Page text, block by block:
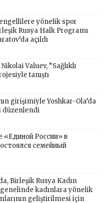
yönelik spor
Rusya Halk Programı
açıldı
Valuev, “Sağlıklı
tanıştı
girişimiyle Yoshkar-Ola’da
düzenlendi
«Единой России» в
семейный
Birleşik Rusya Kadın
kadınlara yönelik
geliştirilmesi için